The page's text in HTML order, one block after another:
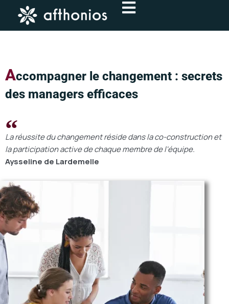
contenu
Accompagner le changement : secrets
des managers efficaces
La réussite du changement réside dans la co-construction et
la participation active de chaque membre de l'équipe.
Aysseline de Lardemelle